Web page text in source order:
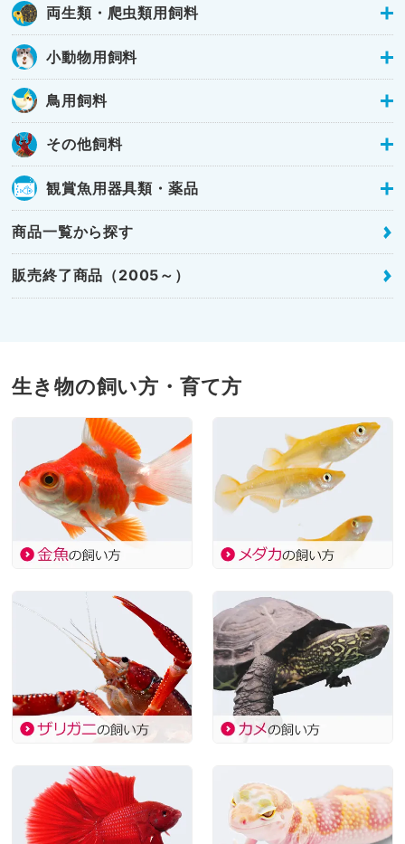
両生類・爬虫類用飼料
小動物用飼料
鳥用飼料
その他飼料
観賞魚用器具類・薬品
商品一覧から探す
販売終了商品（2005～）
生き物の飼い方・育て方